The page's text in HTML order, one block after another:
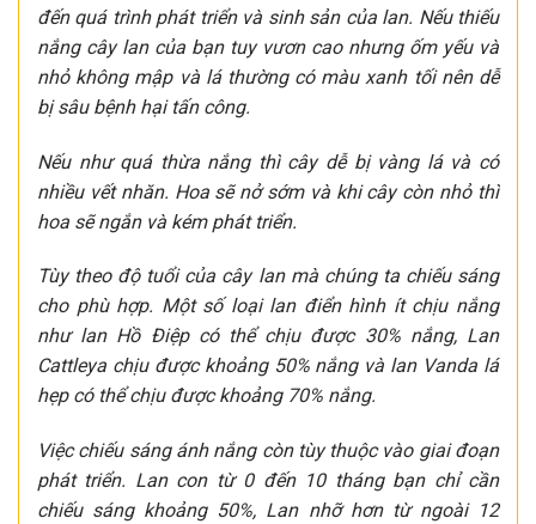
đến quá trình phát triển và sinh sản của lan. Nếu thiếu
nắng cây lan của bạn tuy vươn cao nhưng ốm yếu và
nhỏ không mập và lá thường có màu xanh tối nên dễ
bị sâu bệnh hại tấn công.
Nếu như quá thừa nắng thì cây dễ bị vàng lá và có
nhiều vết nhăn. Hoa sẽ nở sớm và khi cây còn nhỏ thì
hoa sẽ ngắn và kém phát triển.
Tùy theo độ tuổi của cây lan mà chúng ta chiếu sáng
cho phù hợp. Một số loại lan điển hình ít chịu nắng
như lan Hồ Điệp có thể chịu được 30% nắng, Lan
Cattleya chịu được khoảng 50% nắng và lan Vanda lá
hẹp có thể chịu được khoảng 70% nắng.
Việc chiếu sáng ánh nắng còn tùy thuộc vào giai đoạn
phát triển. Lan con từ 0 đến 10 tháng bạn chỉ cần
chiếu sáng khoảng 50%, Lan nhỡ hơn từ ngoài 12